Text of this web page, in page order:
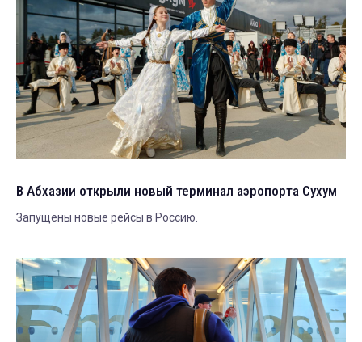
В Абхазии открыли новый терминал аэропорта Сухум
Запущены новые рейсы в Россию.